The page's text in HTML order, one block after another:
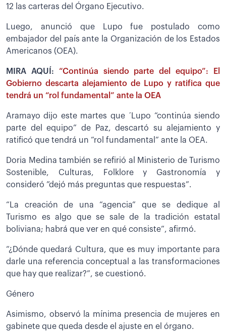
12 las carteras del Órgano Ejecutivo.
Luego, anunció que Lupo fue postulado como
embajador del país ante la Organización de los Estados
Americanos (OEA).
MIRA AQUÍ: “Continúa siendo parte del equipo”: El
Gobierno descarta alejamiento de Lupo y ratifica que
tendrá un “rol fundamental” ante la OEA
Aramayo dijo este martes que ´Lupo “continúa siendo
parte del equipo” de Paz, descartó su alejamiento y
ratificó que tendrá un “rol fundamental” ante la OEA.
Doria Medina también se refirió al Ministerio de Turismo
Sostenible, Culturas, Folklore y Gastronomía y
consideró ”dejó más preguntas que respuestas”.
“La creación de una “agencia” que se dedique al
Turismo es algo que se sale de la tradición estatal
boliviana; habrá que ver en qué consiste”, afirmó.
“¿Dónde quedará Cultura, que es muy importante para
darle una referencia conceptual a las transformaciones
que hay que realizar?”, se cuestionó.
Género
Asimismo, observó la mínima presencia de mujeres en
gabinete que queda desde el ajuste en el órgano.